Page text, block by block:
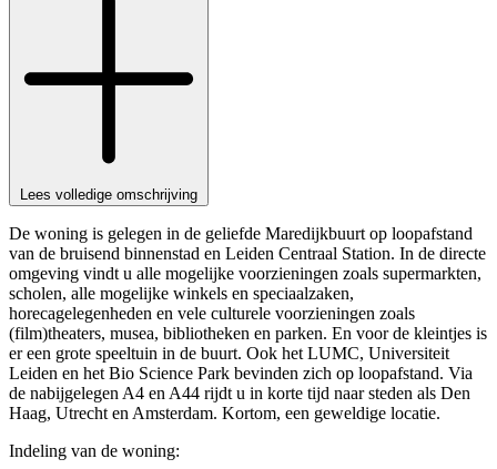
Lees volledige omschrijving
De woning is gelegen in de geliefde Maredijkbuurt op loopafstand
van de bruisend binnenstad en Leiden Centraal Station. In de directe
omgeving vindt u alle mogelijke voorzieningen zoals supermarkten,
scholen, alle mogelijke winkels en speciaalzaken,
horecagelegenheden en vele culturele voorzieningen zoals
(film)theaters, musea, bibliotheken en parken. En voor de kleintjes is
er een grote speeltuin in de buurt. Ook het LUMC, Universiteit
Leiden en het Bio Science Park bevinden zich op loopafstand. Via
de nabijgelegen A4 en A44 rijdt u in korte tijd naar steden als Den
Haag, Utrecht en Amsterdam. Kortom, een geweldige locatie.
Indeling van de woning: